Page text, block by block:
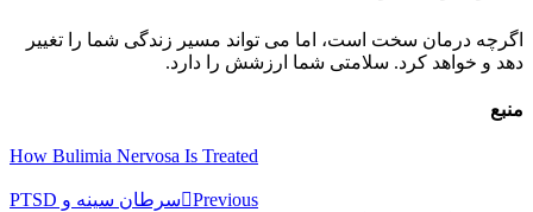
اگرچه درمان سخت است، اما می تواند مسیر زندگی شما را تغییر
دهد و خواهد کرد. سلامتی شما ارزشش را دارد.
منبع
How Bulimia Nervosa Is Treated
Previous
سرطان سینه و PTSD